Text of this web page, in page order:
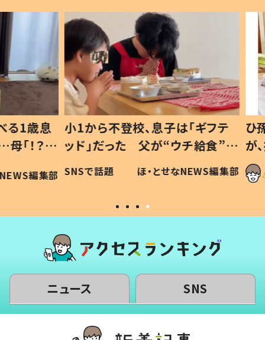
歳息
？」
編集部
小1から不登校、息子は「ギフテ
ッド」だった 父が“ウチ給食”を
作り続ける理由とは #令和の親
#令和の子
SNSで話題 ほ・とせなNEWS編集部
ひ孫
が、
「涙
い」
ニュース SNS